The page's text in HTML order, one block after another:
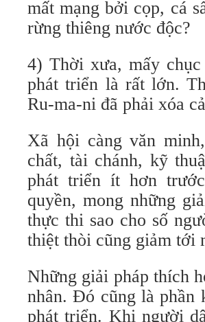
mất mạng bởi cọp, cá
rừng thiêng nước độc?
4) Thời xưa, mấy
phát triển là rất lớn.
Ru-ma-ni đã phải xóa
Xã hội càng văn
chất, tài chánh, kỹ
phát triển ít hơn
quyền, mong những
thực thi sao cho số
thiệt thòi cũng giảm tới
Những giải pháp thích
nhân. Đó cũng là phần
phát triển. Khi người